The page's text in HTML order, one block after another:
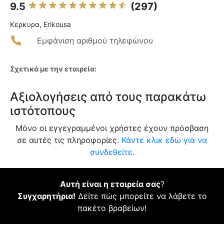
9.5 (297)
Κερκυρα, Erikousa
Εμφάνιση αριθμού τηλεφώνου
Σχετικά με την εταιρεία:
Αξιολογήσεις από τους παρακάτω
ιστότοπους
Μόνο οι εγγεγραμμένοι χρήστες έχουν πρόσβαση
σε αυτές τις πληροφορίες. Κάντε κλικ εδώ για να
συνδεθείτε.
Αυτή είναι η εταιρεία σας?
Συγχαρητήρια! Δείτε πώς μπορείτε να λάβετε το
πακέτο βραβείων!